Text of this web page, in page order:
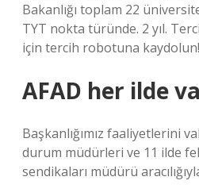
Bakanlığı toplam 22
TYT nokta türünde. 2 yıl.
için tercih robotuna kaydolun!
AFAD her ilde
Başkanlığımız faaliyetlerini
durum müdürleri ve 11 ilde
sendikaları müdürü